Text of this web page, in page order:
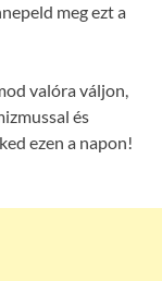
meg ezt a
valóra váljon,
és
ezen a napon!